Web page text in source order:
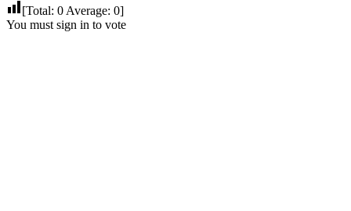
[Total: 0 Average: 0]
You must sign in to vote